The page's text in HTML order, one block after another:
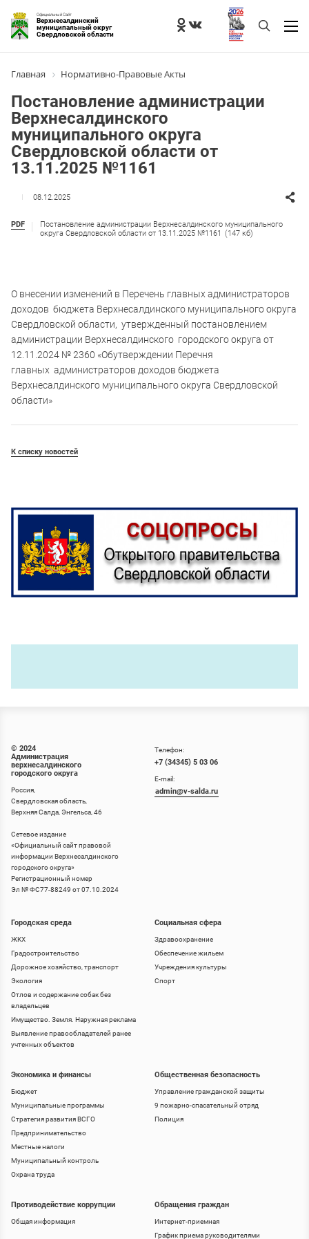
Официальный Сайт
Верхнесалдинский
муниципальный округ
Свердловской области
Главная Нормативно-Правовые Акты
Постановление администрации
Верхнесалдинского
муниципального округа
Свердловской области от
13.11.2025 №1161
08.12.2025
PDF
Постановление администрации Верхнесалдинского муниципального
округа Свердловской области от 13.11.2025 №1161 (147 кб)
О внесении изменений в Перечень главных администраторов
доходов бюджета Верхнесалдинского муниципального округа
Свердловской области, утвержденный постановлением
администрации Верхнесалдинского городского округа от
12.11.2024 № 2360 «Обутверждении Перечня
главных администраторов доходов бюджета
Верхнесалдинского муниципального округа Свердловской
области»
К списку новостей
© 2024
Администрация
верхнесалдинского
городского округа
Россия,
Свердловская область,
Верхняя Салда, Энгельса, 46
Сетевое издание
«Официальный сайт правовой
информации Верхнесалдинского
городского округа»
Регистрационный номер
Эл № ФС77-88249 от 07.10.2024
Городская среда
ЖКХ
Градостроительство
Дорожное хозяйство, транспорт
Экология
Отлов и содержание собак без
владельцев
Имущество. Земля. Наружная реклама
Выявление правообладателей ранее
учтенных объектов
Социальная сфера
Здравоохранение
Обеспечение жильем
Учреждения культуры
Спорт
Телефон:
+7 (34345) 5 03 06
E-mail:
admin@v-salda.ru
Экономика и финансы
Бюджет
Муниципальные программы
Стратегия развития ВСГО
Предпринимательство
Местные налоги
Муниципальный контроль
Охрана труда
Общественная безопасность
Управление гражданской защиты
9 пожарно-спасательный отряд
Полиция
Противодействие коррупции
Общая информация
Обращения граждан
Интернет-приемная
График приема руководителями